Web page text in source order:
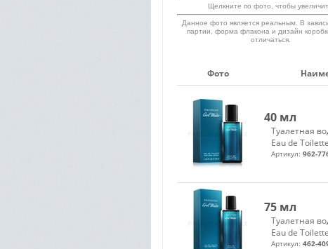
Щелкните по фото, чтобы
Данное фото является реальным. В
партии, форма флакона и дизайн
отличаться.
Фото
40 мл
Туалетная
Eau de Toilette
Артикул: 962-
75 мл
Туалетная
Eau de Toilette
Артикул: 462-